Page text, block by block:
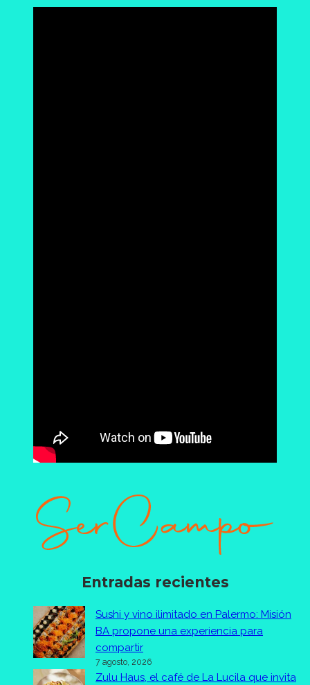
Entradas recientes
Sushi y vino ilimitado en Palermo: Misión
BA propone una experiencia para
compartir
7 agosto, 2026
Zulu Haus, el café de La Lucila que invita